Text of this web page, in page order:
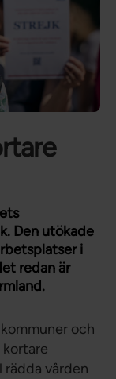
Den utökade
i
redan är
och
rädda vården